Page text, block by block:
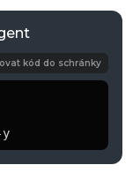
kód do schránky